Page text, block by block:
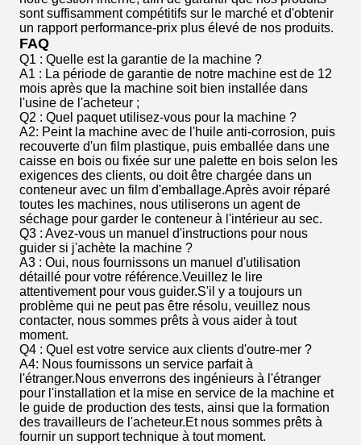
sont suffisamment compétitifs sur le marché et d'obtenir
un rapport performance-prix plus élevé de nos produits.
FAQ
Q1 : Quelle est la garantie de la machine ?
A1 : La période de garantie de notre machine est de 12
mois après que la machine soit bien installée dans
l'usine de l'acheteur ;
Q2 : Quel paquet utilisez-vous pour la machine ?
A2: Peint la machine avec de l'huile anti-corrosion, puis
recouverte d'un film plastique, puis emballée dans une
caisse en bois ou fixée sur une palette en bois selon les
exigences des clients, ou doit être chargée dans un
conteneur avec un film d'emballage.Après avoir réparé
toutes les machines, nous utiliserons un agent de
séchage pour garder le conteneur à l'intérieur au sec.
Q3 : Avez-vous un manuel d'instructions pour nous
guider si j'achète la machine ?
A3 : Oui, nous fournissons un manuel d'utilisation
détaillé pour votre référence.Veuillez le lire
attentivement pour vous guider.S'il y a toujours un
problème qui ne peut pas être résolu, veuillez nous
contacter, nous sommes prêts à vous aider à tout
moment.
Q4 : Quel est votre service aux clients d'outre-mer ?
A4: Nous fournissons un service parfait à
l'étranger.Nous enverrons des ingénieurs à l'étranger
pour l'installation et la mise en service de la machine et
le guide de production des tests, ainsi que la formation
des travailleurs de l'acheteur.Et nous sommes prêts à
fournir un support technique à tout moment.